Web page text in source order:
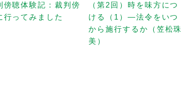
傍聴体験記：裁判傍
行ってみました
（第2回）時を味方につ
ける（1）—法令をいつ
から施行するか（笠松珠
美）